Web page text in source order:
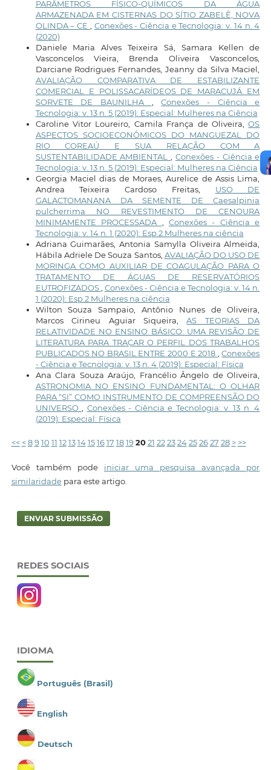
PARÂMETROS FÍSICO-QUÍMICOS DA ÁGUA
ARMAZENADA EM CISTERNAS DO SÍTIO ZABELÊ, NOVA
OLINDA – CE
Conexões - Ciência e Tecnologia: v. 14 n. 4
(2020)
Daniele Maria Alves Teixeira Sá, Samara Kellen de
Vasconcelos Vieira, Brenda Oliveira Vasconcelos,
Darciane Rodrigues Fernandes, Jeanny da Silva Maciel,
AVALIAÇÃO COMPARATIVA DE ESTABILIZANTE
COMERCIAL E POLISSACARÍDEOS DE MARACUJÁ EM
SORVETE DE BAUNILHA
,Conexões - Ciência e
Tecnologia: v. 13 n. 5 (2019): Especial: Mulheres na Ciência
Caroline Vitor Loureiro, Camila França de Oliveira,OS
ASPECTOS SOCIOECONÔMICOS DO MANGUEZAL DO
RIO COREAÚ E SUA RELAÇÃO COM A
SUSTENTABILIDADE AMBIENTAL
Conexões - Ciência e
Tecnologia: v. 13 n. 5 (2019): Especial: Mulheres na Ciência
Georgia Maciel dias de Moraes, Aurelice de Assis Lima,
Andrea Teixeira Cardoso Freitas, USO DE
GALACTOMANANA DA SEMENTE DE Caesalpinia
pulcherrima NO REVESTIMENTO DE CENOURA
MINIMAMENTE PROCESSADA
,Conexões - Ciência e
Tecnologia: v. 14 n. 1 (2020): Esp.2 Mulheres na ciência
Adriana Guimarães, Antonia Samylla Oliveira Almeida,
Hábila Adriele De Souza Santos, AVALIAÇÃO DO USO DE
MORINGA COMO AUXILIAR DE COAGULAÇÃO PARA O
TRATAMENTO DE ÁGUAS DE RESERVATÓRIOS
EUTROFIZADOS Conexões - Ciência e Tecnologia: v. 14 n.
1 (2020): Esp.2 Mulheres na ciência
Wilton Souza Sampaio, Antônio Nunes de Oliveira,
Marcos Cirineu Aguiar Siqueira,AS TEORIAS DA
RELATIVIDADE NO ENSINO BÁSICO: UMA REVISÃO DE
LITERATURA PARA TRAÇAR O PERFIL DOS TRABALHOS
PUBLICADOS NO BRASIL ENTRE 2000 E 2018
,Conexões
- Ciência e Tecnologia: v. 13 n. 4 (2019): Especial: Física
Ana Clara Souza Araújo, Francélio Ângelo de Oliveira,
ASTRONOMIA NO ENSINO FUNDAMENTAL: O OLHAR
PARA “SI” COMO INSTRUMENTO DE COMPREENSÃO DO
UNIVERSO
Conexões - Ciência e Tecnologia: v. 13 n. 4
(2019): Especial: Física
<< < 8 9 10 11 12 13 14 15 16 17 18 19 20 21 22 23 24 25 26 27 28 > >>
Você também pode iniciar uma pesquisa avançada por
similaridadepara este artigo.
ENVIAR SUBMISSÃO
REDES SOCIAIS
IDIOMA
Português (Brasil)
English
Deutsch